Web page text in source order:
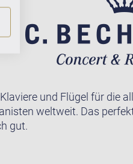
und Flügel für die
weltweit. Das
gut.